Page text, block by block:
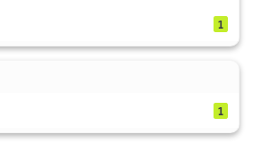
1
1